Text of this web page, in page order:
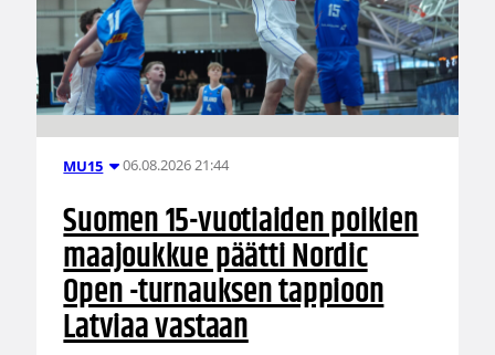
MU15 06.08.2026 21:44
Suomen 15-vuotiaiden poikien
maajoukkue päätti Nordic
Open -turnauksen tappioon
Latviaa vastaan